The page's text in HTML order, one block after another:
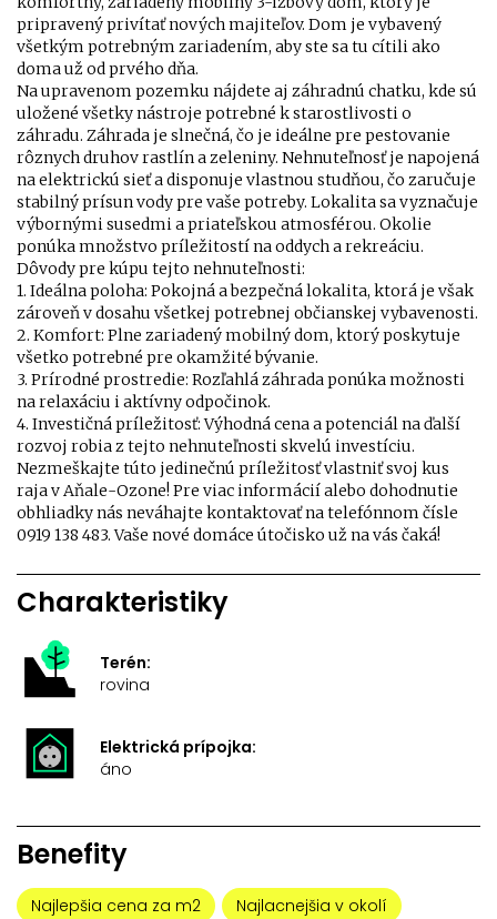
pripravený privítať nových majiteľov. Dom je vybavený
všetkým potrebným zariadením, aby ste sa tu cítili ako
doma už od prvého dňa.
Na upravenom pozemku nájdete aj záhradnú chatku, kde sú
uložené všetky nástroje potrebné k starostlivosti o
záhradu. Záhrada je slnečná, čo je ideálne pre pestovanie
rôznych druhov rastlín a zeleniny. Nehnuteľnosť je napojená
na elektrickú sieť a disponuje vlastnou studňou, čo zaručuje
stabilný prísun vody pre vaše potreby. Lokalita sa vyznačuje
výbornými susedmi a priateľskou atmosférou. Okolie
ponúka množstvo príležitostí na oddych a rekreáciu.
Dôvody pre kúpu tejto nehnuteľnosti:
1. Ideálna poloha: Pokojná a bezpečná lokalita, ktorá je však
zároveň v dosahu všetkej potrebnej občianskej vybavenosti.
2. Komfort: Plne zariadený mobilný dom, ktorý poskytuje
všetko potrebné pre okamžité bývanie.
3. Prírodné prostredie: Rozľahlá záhrada ponúka možnosti
na relaxáciu i aktívny odpočinok.
4. Investičná príležitosť: Výhodná cena a potenciál na ďalší
rozvoj robia z tejto nehnuteľnosti skvelú investíciu.
Nezmeškajte túto jedinečnú príležitosť vlastniť svoj kus
raja v Aňale-Ozone! Pre viac informácií alebo dohodnutie
obhliadky nás neváhajte kontaktovať na telefónnom čísle
0919 138 483. Vaše nové domáce útočisko už na vás čaká!
Charakteristiky
Terén:
rovina
Elektrická prípojka:
áno
Benefity
Najlepšia cena za m2 Najlacnejšia v okolí